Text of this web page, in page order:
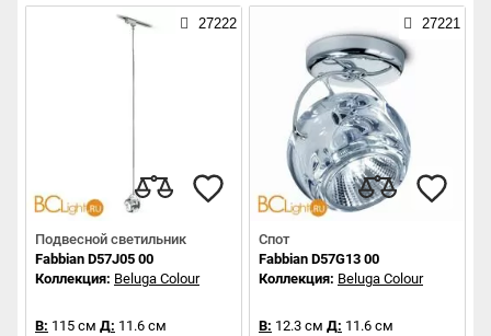
27222
Подвесной светильник
Fabbian D57J05 00
Коллекция: Beluga Colour
В: 115 см Д: 11.6 см
27221
Спот
Fabbian D57G13 00
Коллекция: Beluga Colour
В: 12.3 см Д: 11.6 см